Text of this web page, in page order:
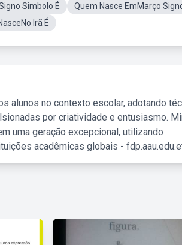
Simbolo É
Quem Nasce EmMarço
Irã É
alunos no contexto escolar, adotando
por criatividade e entusiasmo.
uma geração excepcional, utilizando
acadêmicas globais -